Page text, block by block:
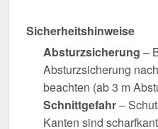
Sicherheitshinweise
Absturzsicherung –
Absturzsicherung
beachten (ab 3 m
Schnittgefahr–
Kanten sind